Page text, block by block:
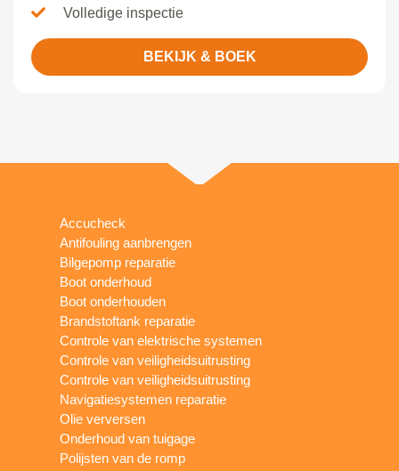
Volledige inspectie
BEKIJK & BOEK
Accucheck
Antifouling aanbrengen
Bilgepomp reparatie
Boot onderhoud
Boot onderhouden
Brandstoftank reparatie
Controle van elektrische systemen
Controle van veiligheidsuitrusting
Controle van veiligheidsuitrusting
Navigatiesystemen reparatie
Olie verversen
Onderhoud van tuigage
Polijsten van de romp